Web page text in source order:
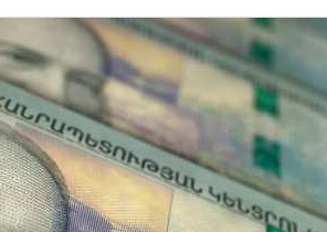
Կոնվերս Բանկը և
ռազմավարական
նոր
զարգացման